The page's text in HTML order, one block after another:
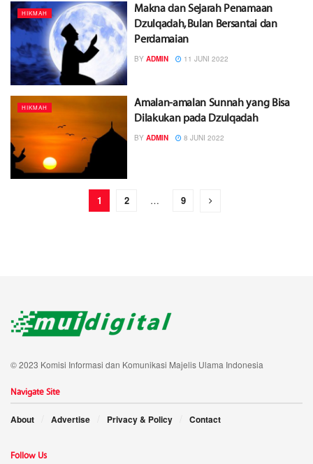
HIKMAH
Makna dan Sejarah Penamaan
Dzulqadah, Bulan Bersantai dan
Perdamaian
BY ADMIN 11 JUNI 2022
HIKMAH
Amalan-amalan Sunnah yang Bisa
Dilakukan pada Dzulqadah
BY ADMIN 8 JUNI 2022
1 2 … 9
© 2023 Komisi Informasi dan Komunikasi Majelis Ulama Indonesia
Navigate Site
About Advertise Privacy & Policy Contact
Follow Us